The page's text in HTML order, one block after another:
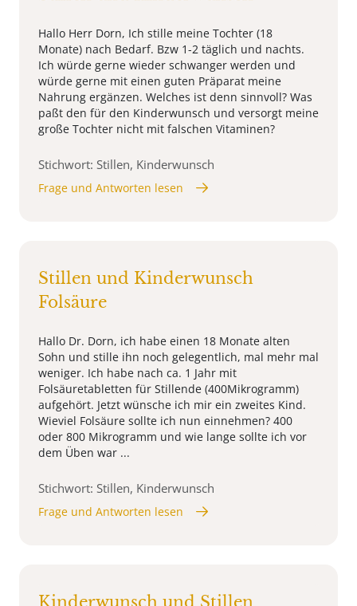
Hallo Herr Dorn, Ich stille meine Tochter (18
Monate) nach Bedarf. Bzw 1-2 täglich und nachts.
Ich würde gerne wieder schwanger werden und
würde gerne mit einen guten Präparat meine
Nahrung ergänzen. Welches ist denn sinnvoll? Was
paßt den für den Kinderwunsch und versorgt meine
große Tochter nicht mit falschen Vitaminen?
Stichwort: Stillen, Kinderwunsch
Frage und Antworten lesen
Stillen und Kinderwunsch
Folsäure
Hallo Dr. Dorn, ich habe einen 18 Monate alten
Sohn und stille ihn noch gelegentlich, mal mehr mal
weniger. Ich habe nach ca. 1 Jahr mit
Folsäuretabletten für Stillende (400Mikrogramm)
aufgehört. Jetzt wünsche ich mir ein zweites Kind.
Wieviel Folsäure sollte ich nun einnehmen? 400
oder 800 Mikrogramm und wie lange sollte ich vor
dem Üben war ...
Stichwort: Stillen, Kinderwunsch
Frage und Antworten lesen
Kinderwunsch und Stillen